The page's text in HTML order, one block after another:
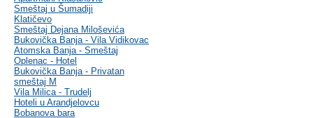
Smeštaj u Šumadiji
Klatičevo
Smeštaj Dejana Miloševića
Bukovička Banja - Vila Vidikovac
Atomska Banja - Smeštaj
Oplenac - Hotel
Bukovička Banja - Privatan
smeštaj M
Vila Milica - Trudelj
Hoteli u Arandjelovcu
Bobanova bara